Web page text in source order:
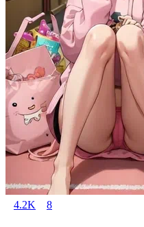
4.2K 8